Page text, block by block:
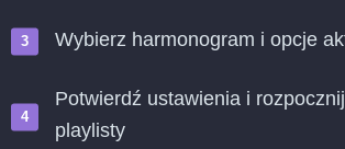
Wybierz harmonogram i opcje
Potwierdź ustawienia i
playlisty